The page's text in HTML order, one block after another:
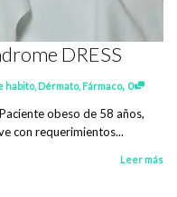
DRESS
habito, Dérmato, Fármaco, 0
obeso de 58 años,
con requerimientos...
Leer más